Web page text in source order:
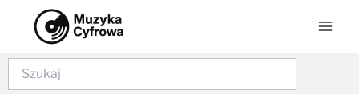
content
Szukaj